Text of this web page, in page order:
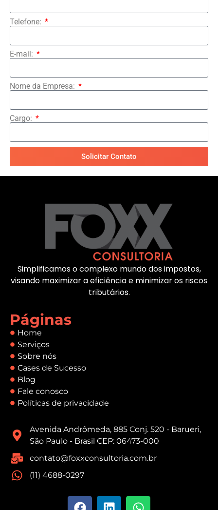
Telefone:
E-mail:
Nome da Empresa:
Cargo:
Solicitar Contato
Simplificamos o complexo mundo dos impostos,
visando maximizar a eficiência e minimizar os riscos
tributários.
Páginas
Home
Serviços
Sobre nós
Cases de Sucesso
Blog
Fale conosco
Políticas de privacidade
Avenida Andrômeda, 885 Conj. 520 - Barueri,
São Paulo - Brasil CEP: 06473-000
contato@foxxconsultoria.com.br
(11) 4688-0297